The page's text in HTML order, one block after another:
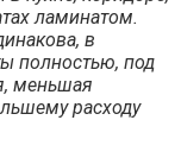
ламинатом.
в
полностью, под
меньшая
расходу